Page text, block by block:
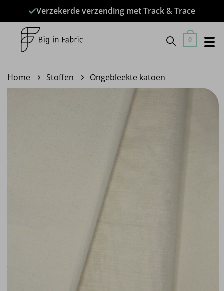
inhoud
Verzekerde verzending met Track & Trace
0
Home Stoffen Ongebleekte katoen